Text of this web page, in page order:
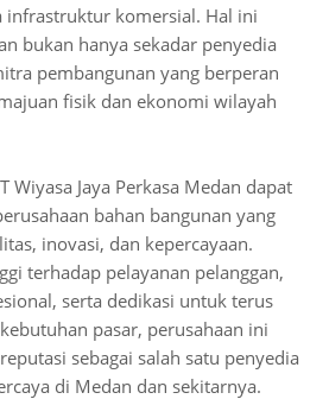
infrastruktur komersial. Hal ini
bukan hanya sekadar penyedia
pembangunan yang berperan
fisik dan ekonomi wilayah
Wiyasa Jaya Perkasa Medan dapat
bahan bangunan yang
inovasi, dan kepercayaan.
terhadap pelayanan pelanggan,
serta dedikasi untuk terus
pasar, perusahaan ini
sebagai salah satu penyedia
di Medan dan sekitarnya.